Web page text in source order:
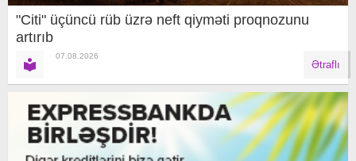
"Citi" üçüncü rüb üzrə neft qiyməti proqnozunu
artırıb
07.08.2026
Ətraflı